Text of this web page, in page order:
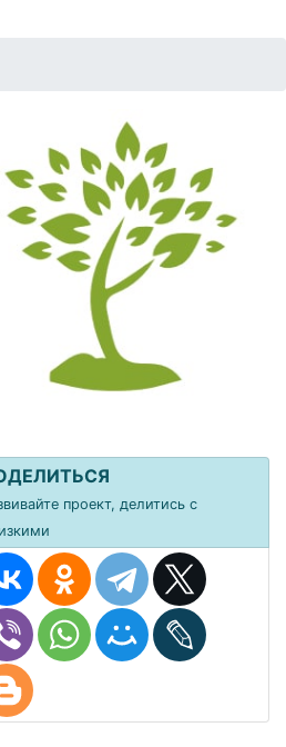
проект, делитись с